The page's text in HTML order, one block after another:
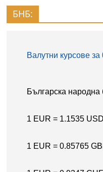
БНБ: